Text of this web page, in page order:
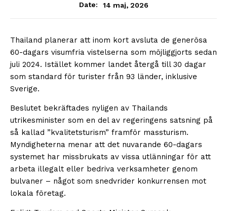
Date:
14 maj, 2026
Thailand planerar att inom kort avsluta de generösa
60-dagars visumfria vistelserna som möjliggjorts sedan
juli 2024. Istället kommer landet återgå till 30 dagar
som standard för turister från 93 länder, inklusive
Sverige.
Beslutet bekräftades nyligen av Thailands
utrikesminister som en del av regeringens satsning på
så kallad ”kvalitetsturism” framför massturism.
Myndigheterna menar att det nuvarande 60-dagars
systemet har missbrukats av vissa utlänningar för att
arbeta illegalt eller bedriva verksamheter genom
bulvaner – något som snedvrider konkurrensen mot
lokala företag.